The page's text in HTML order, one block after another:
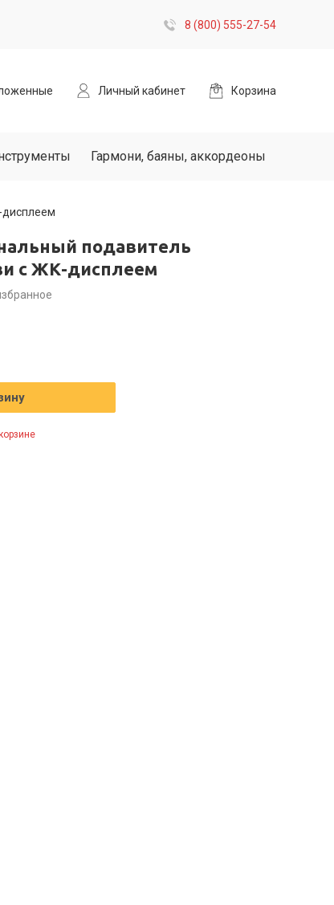
8 (800) 555-27-54
Личный кабинет Корзина
Гармони, баяны, аккордеоны
дисплеем
подавитель
с ЖК-дисплеем